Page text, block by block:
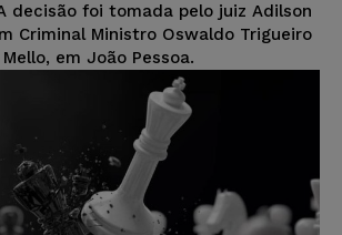
decisão foi tomada pelo juiz Adilson
Criminal Ministro Oswaldo Trigueiro
em João Pessoa.